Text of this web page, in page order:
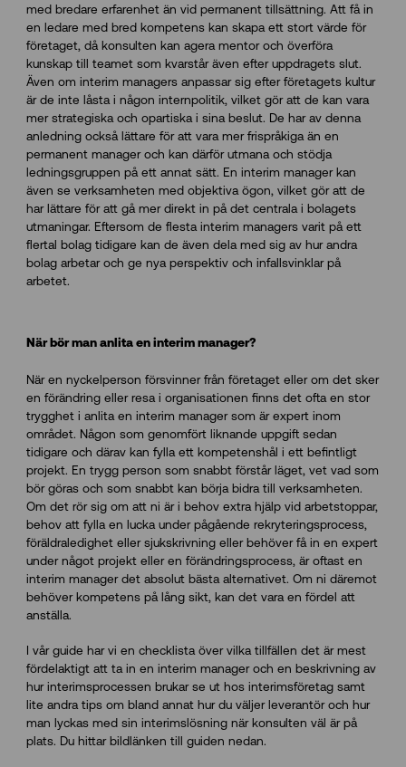
med bredare erfarenhet än vid permanent tillsättning. Att få in
en ledare med bred kompetens kan skapa ett stort värde för
företaget, då konsulten kan agera mentor och överföra
kunskap till teamet som kvarstår även efter uppdragets slut.
Även om interim managers anpassar sig efter företagets kultur
är de inte låsta i någon internpolitik, vilket gör att de kan vara
mer strategiska och opartiska i sina beslut. De har av denna
anledning också lättare för att vara mer frispråkiga än en
permanent manager och kan därför utmana och stödja
ledningsgruppen på ett annat sätt. En interim manager kan
även se verksamheten med objektiva ögon, vilket gör att de
har lättare för att gå mer direkt in på det centrala i bolagets
utmaningar. Eftersom de flesta interim managers varit på ett
flertal bolag tidigare kan de även dela med sig av hur andra
bolag arbetar och ge nya perspektiv och infallsvinklar på
arbetet.
När bör man anlita en interim manager?
När en nyckelperson försvinner från företaget eller om det sker
en förändring eller resa i organisationen finns det ofta en stor
trygghet i anlita en interim manager som är expert inom
området. Någon som genomfört liknande uppgift sedan
tidigare och därav kan fylla ett kompetenshål i ett befintligt
projekt. En trygg person som snabbt förstår läget, vet vad som
bör göras och som snabbt kan börja bidra till verksamheten.
Om det rör sig om att ni är i behov extra hjälp vid arbetstoppar,
behov att fylla en lucka under pågående rekryteringsprocess,
föräldraledighet eller sjukskrivning eller behöver få in en expert
under något projekt eller en förändringsprocess, är oftast en
interim manager det absolut bästa alternativet. Om ni däremot
behöver kompetens på lång sikt, kan det vara en fördel att
anställa.
I vår guide har vi en checklista över vilka tillfällen det är mest
fördelaktigt att ta in en interim manager och en beskrivning av
hur interimsprocessen brukar se ut hos interimsföretag samt
lite andra tips om bland annat hur du väljer leverantör och hur
man lyckas med sin interimslösning när konsulten väl är på
plats. Du hittar bildlänken till guiden nedan.